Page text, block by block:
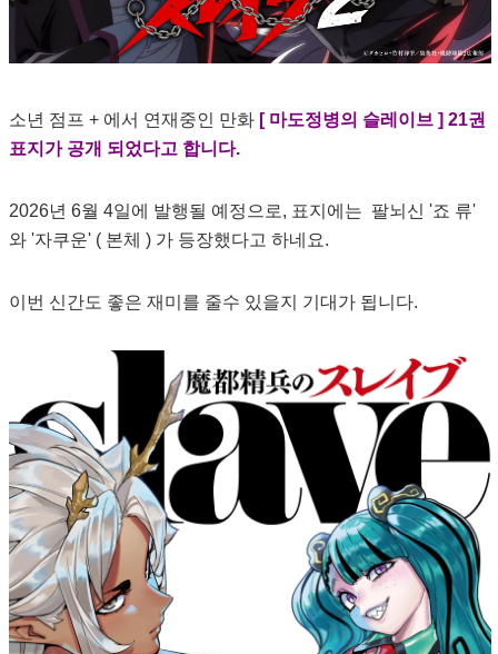
소년 점프 + 에서 연재중인 만화 [ 마도정병의 슬레이브 ] 21권
표지가 공개 되었다고 합니다.
2026년 6월 4일에 발행될 예정으로, 표지에는 팔뇌신 '죠 류'
와 '자쿠운' ( 본체 ) 가 등장했다고 하네요.
이번 신간도 좋은 재미를 줄수 있을지 기대가 됩니다.